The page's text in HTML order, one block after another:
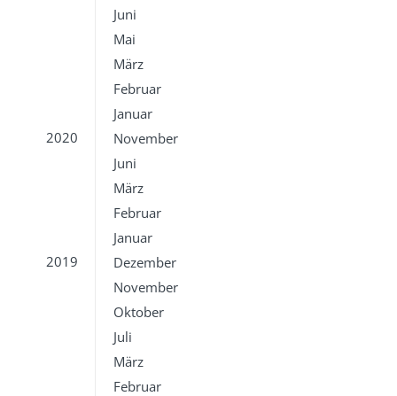
Juni
Mai
März
Februar
Januar
2020
November
Juni
März
Februar
Januar
2019
Dezember
November
Oktober
Juli
März
Februar